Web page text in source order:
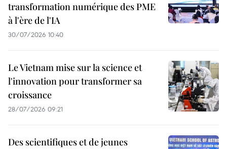
transformation numérique des PME
à l'ère de l'IA
30/07/2026 10:40
Le Vietnam mise sur la science et
l'innovation pour transformer sa
croissance
28/07/2026 09:21
Des scientifiques et de jeunes